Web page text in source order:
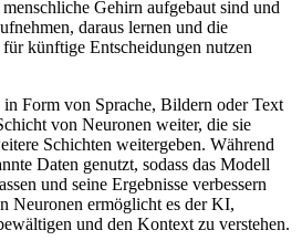
Gehirn aufgebaut sind und
daraus lernen und die
künftige Entscheidungen nutzen
Form von Sprache, Bildern oder Text
von Neuronen weiter, die sie
Schichten weitergeben. Während
Daten genutzt, sodass das Modell
und seine Ergebnisse verbessern
Neuronen ermöglicht es der KI,
und den Kontext zu verstehen.